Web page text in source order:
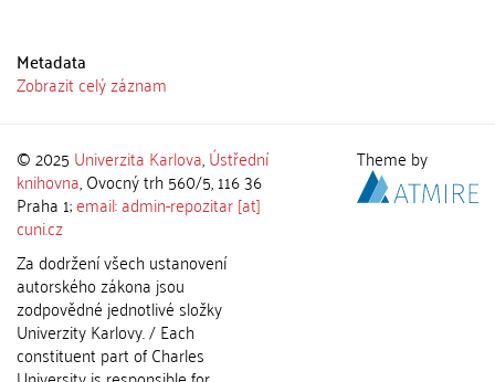
Metadata
Zobrazit celý záznam
© 2025 Univerzita Karlova,Ústřední
knihovna, Ovocný trh 560/5, 116 36
Praha 1;email: admin-repozitar [at]
cuni.cz
Za dodržení všech ustanovení
autorského zákona jsou
zodpovědné jednotlivé složky
Univerzity Karlovy. / Each
constituent part of Charles
Theme by